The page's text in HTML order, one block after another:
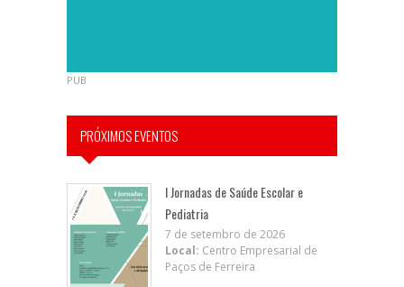
PUB
PRÓXIMOS EVENTOS
I Jornadas de Saúde Escolar e
Pediatria
7 de setembro de 2026
Local: Centro Empresarial de
Paços de Ferreira